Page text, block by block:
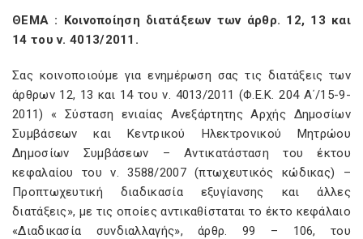
ΘΕΜΑ : Κοινοποίηση διατάξεων των άρθρ. 12, 13 και
14 του ν. 4013/2011.
Σας κοινοποιούμε για ενημέρωση σας τις διατάξεις των
άρθρων 12, 13 και 14 του ν. 4013/2011 (Φ.Ε.Κ. 204 Α΄/15-9-
2011) « Σύσταση ενιαίας Ανεξάρτητης Αρχής Δημοσίων
Συμβάσεων και Κεντρικού Ηλεκτρονικού Μητρώου
Δημοσίων Συμβάσεων – Αντικατάσταση του έκτου
κεφαλαίου του ν. 3588/2007 (πτωχευτικός κώδικας) –
Προπτωχευτική διαδικασία εξυγίανσης και άλλες
διατάξεις», με τις οποίες αντικαθίσταται το έκτο κεφάλαιο
«Διαδικασία συνδιαλλαγής», άρθρ. 99 – 106, του